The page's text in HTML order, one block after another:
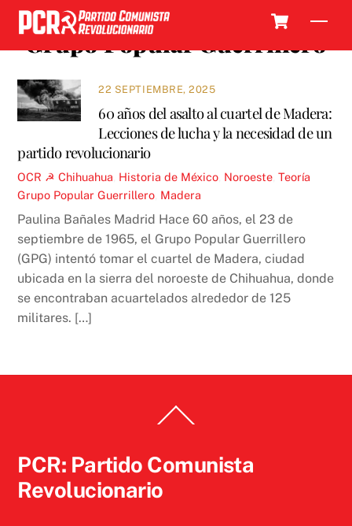
Skip
contentGrupo Popular Guerrillero
22 SEPTIEMBRE, 2025
60 años del asalto al cuartel de Madera:
Lecciones de lucha y la necesidad de un
partido revolucionario
OCR ☭ Chihuahua Historia de México Noroeste ,Teoría
Grupo Popular Guerrillero Madera
Paulina Bañales Madrid Hace 60 años, el 23 de
septiembre de 1965, el Grupo Popular Guerrillero
(GPG) intentó tomar el cuartel de Madera, ciudad
ubicada en la sierra del noroeste de Chihuahua, donde
se encontraban acuartelados alrededor de 125
militares. […]
To
PCR: Partido Comunista
Revolucionario